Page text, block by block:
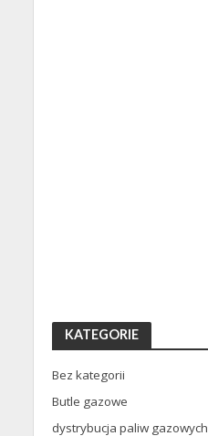
KATEGORIE
Bez kategorii
Butle gazowe
dystrybucja paliw gazowych